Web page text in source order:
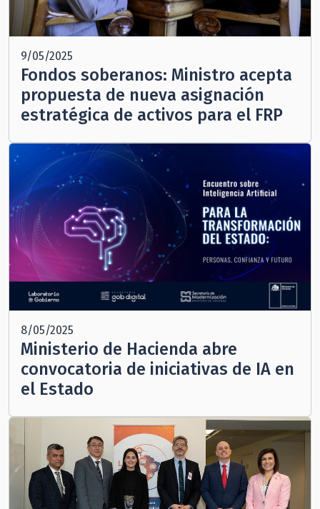
9/05/2025
Fondos soberanos: Ministro acepta
propuesta de nueva asignación
estratégica de activos para el FRP
8/05/2025
Ministerio de Hacienda abre
convocatoria de iniciativas de IA en
el Estado